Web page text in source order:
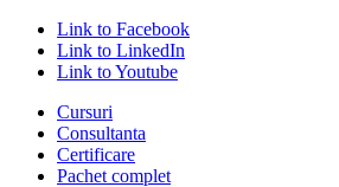
Link to Facebook
Link to LinkedIn
Link to Youtube
Cursuri
Consultanta
Certificare
Pachet complet